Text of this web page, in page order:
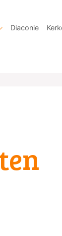
Diaconie